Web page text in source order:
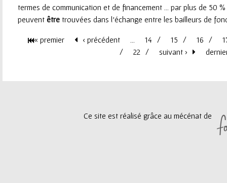
termes de communication et de financement ... par plus de 50
peuvent être trouvées dans l’échange entre les bailleurs de
« premier ‹ précédent 14 15 16
22
suivant ›
Ce site est réalisé grâce au mécénat de